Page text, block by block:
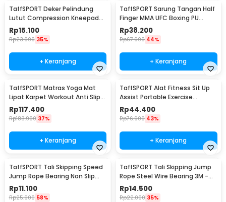
TaffSPORT Deker Pelindung
Lutut Compression Kneepad
Gym Fitness 1 PCS XL - SS7
Rp15.100
Rp23.000 35%
+ Keranjang
TaffSPORT Sarung Tangan Half
Finger MMA UFC Boxing PU
Leather Gloves - FE-BO0027
Rp38.200
Rp67.900 44%
+ Keranjang
TaffSPORT Matras Yoga Mat
Lipat Karpet Workout Anti Slip
TPE 183x61cm - PROlite 60
Rp117.400
Rp183.900 37%
+ Keranjang
TaffSPORT Alat Fitness Sit Up
Assist Portable Exercise
Equipment - CM001
Rp44.400
Rp76.900 43%
+ Keranjang
TaffSPORT Tali Skipping Speed
Jump Rope Bearing Non Slip
Sports Weight - JR05
Rp11.100
Rp25.900 58%
TaffSPORT Tali Skipping Jump
Rope Steel Wire Bearing 3M -
D053
Rp14.500
Rp22.000 35%